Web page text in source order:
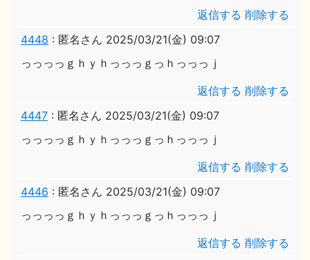
返信する 削除する
4448 : 匿名さん 2025/03/21(金) 09:07
っっっっｇｈｙｈっっっｇっｈっっっｊ
返信する 削除する
4447 : 匿名さん 2025/03/21(金) 09:07
っっっっｇｈｙｈっっっｇっｈっっっｊ
返信する 削除する
4446 : 匿名さん 2025/03/21(金) 09:07
っっっっｇｈｙｈっっっｇっｈっっっｊ
返信する 削除する